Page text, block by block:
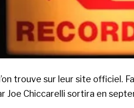
trouve sur leur site officiel.
Joe Chiccarelli sortira en